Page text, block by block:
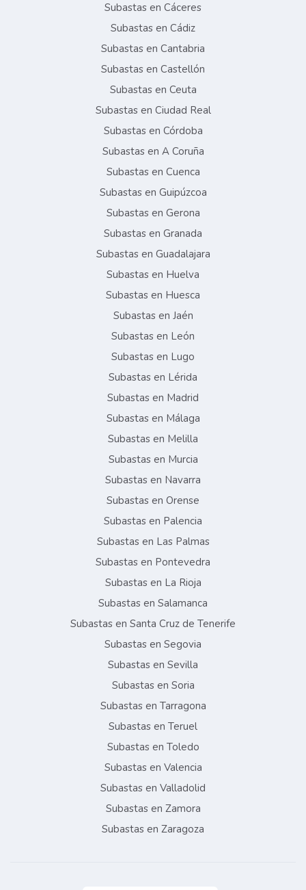
Subastas en Cáceres
Subastas en Cádiz
Subastas en Cantabria
Subastas en Castellón
Subastas en Ceuta
Subastas en Ciudad Real
Subastas en Córdoba
Subastas en A Coruña
Subastas en Cuenca
Subastas en Guipúzcoa
Subastas en Gerona
Subastas en Granada
Subastas en Guadalajara
Subastas en Huelva
Subastas en Huesca
Subastas en Jaén
Subastas en León
Subastas en Lugo
Subastas en Lérida
Subastas en Madrid
Subastas en Málaga
Subastas en Melilla
Subastas en Murcia
Subastas en Navarra
Subastas en Orense
Subastas en Palencia
Subastas en Las Palmas
Subastas en Pontevedra
Subastas en La Rioja
Subastas en Salamanca
Subastas en Santa Cruz de Tenerife
Subastas en Segovia
Subastas en Sevilla
Subastas en Soria
Subastas en Tarragona
Subastas en Teruel
Subastas en Toledo
Subastas en Valencia
Subastas en Valladolid
Subastas en Zamora
Subastas en Zaragoza